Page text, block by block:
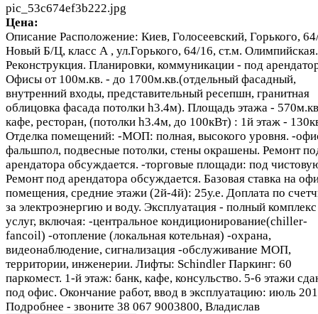
pic_53c674ef3b222.jpg
Цена:
Описание Расположение: Киев, Голосеевский, Горького,
Новый Б/Ц, класс А , ул.Горького, 64/16, ст.м. Олимпийская.
Реконструкция. Планировки, коммуникации - под
Офисы от 100м.кв. - до 1700м.кв.(отдельный фасадный,
внутренний входы, представительный ресепшн, гранитная
облицовка фасада потолки h3.4м). Площадь этажа -
кафе, ресторан, (потолки h3.4м, до 100кВт) : 1й этаж -
Отделка помещений: -МОП: полная, высокого уровня. -
фальшпол, подвесные потолки, стены окрашены. Ремонт
арендатора обсуждается. -торговые площади: под
Ремонт под арендатора обсуждается. Базовая ставка на
помещения, средние этажи (2й-4й): 25у.е. Доплата по
за электроэнергию и воду. Эксплуатация - полный комплекс
услуг, включая: -центральное кондиционирование(chiller-
fancoil) -отопление (локальная котельная) -охрана,
видеонаблюдение, сигнализация -обслуживание МОП,
территории, инженерии. Лифты: Schindler Паркинг: 60
паркомест. 1-й этаж: банк, кафе, консульство. 5-6 этажи
под офис. Окончание работ, ввод в эксплуатацию: июль
Подробнее - звоните 38 067 9003800, Владислав